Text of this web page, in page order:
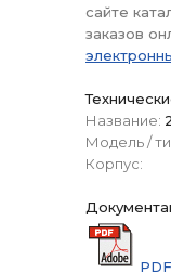
сайте
заказов
Название:
Модель /
Корпус: